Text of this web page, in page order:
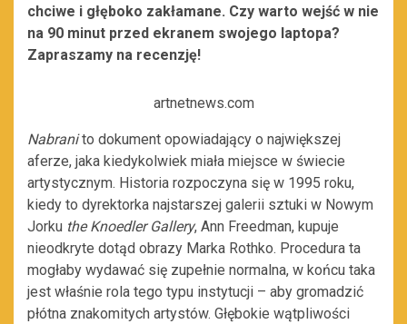
chciwe i głęboko zakłamane. Czy warto wejść w nie
na 90 minut przed ekranem swojego laptopa?
Zapraszamy na recenzję!
artnetnews.com
Nabranito dokument opowiadający o największej
aferze, jaka kiedykolwiek miała miejsce w świecie
artystycznym. Historia rozpoczyna się w 1995 roku,
kiedy to dyrektorka najstarszej galerii sztuki w Nowym
Jorku the Knoedler Gallery, Ann Freedman, kupuje
nieodkryte dotąd obrazy Marka Rothko. Procedura ta
mogłaby wydawać się zupełnie normalna, w końcu taka
jest właśnie rola tego typu instytucji – aby gromadzić
płótna znakomitych artystów. Głębokie wątpliwości